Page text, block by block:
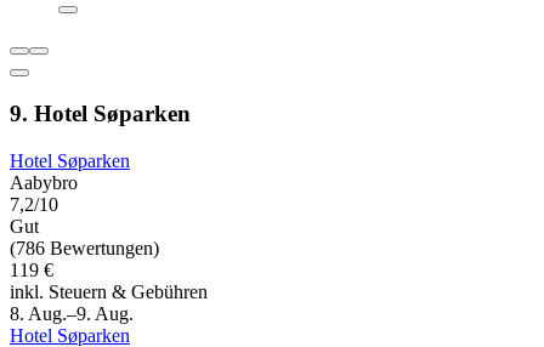
9. Hotel Søparken
Hotel Søparken
Aabybro
7,2/10
Gut
(786 Bewertungen)
119 €
inkl. Steuern & Gebühren
8. Aug.–9. Aug.
Hotel Søparken